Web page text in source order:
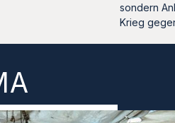
sondern
Krieg